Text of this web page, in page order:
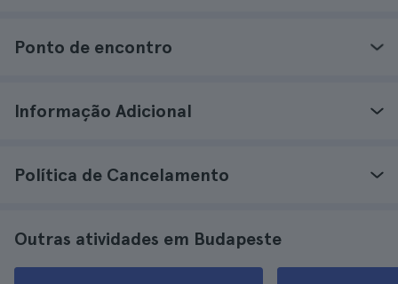
Ponto de encontro
Informação Adicional
Política de Cancelamento
Outras atividades em Budapeste